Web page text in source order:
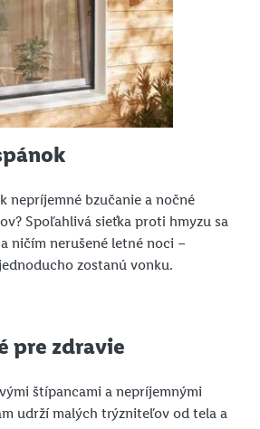
nepríjemné bzučanie a nočné
Spoľahlivá sieťka proti hmyzu sa
ničím nerušené letné noci –
zostanú vonku.
pre zdravie
štípancami a nepríjemnými
udrží malých trýzniteľov od tela a